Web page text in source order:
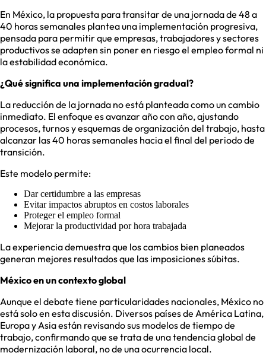
En México, la propuesta para transitar de una jornada de 48 a
40 horas semanales plantea una implementación progresiva,
pensada para permitir que empresas, trabajadores y sectores
productivos se adapten sin poner en riesgo el empleo formal ni
la estabilidad económica.
¿Qué significa una implementación gradual?
La reducción de la jornada no está planteada como un cambio
inmediato. El enfoque es avanzar año con año, ajustando
procesos, turnos y esquemas de organización del trabajo, hasta
alcanzar las 40 horas semanales hacia el final del periodo de
transición.
Este modelo permite:
Dar certidumbre a las empresas
Evitar impactos abruptos en costos laborales
Proteger el empleo formal
Mejorar la productividad por hora trabajada
La experiencia demuestra que los cambios bien planeados
generan mejores resultados que las imposiciones súbitas.
México en un contexto global
Aunque el debate tiene particularidades nacionales, México no
está solo en esta discusión. Diversos países de América Latina,
Europa y Asia están revisando sus modelos de tiempo de
trabajo, confirmando que se trata de una tendencia global de
modernización laboral, no de una ocurrencia local.